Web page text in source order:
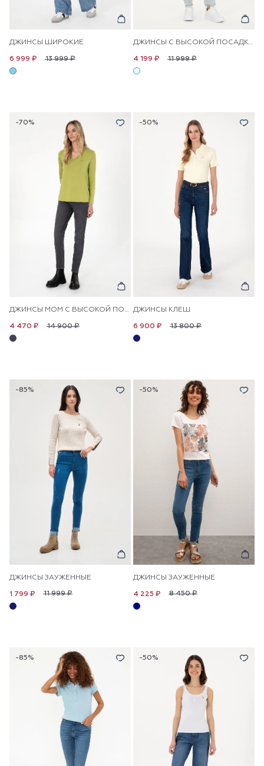
ДЖИНСЫ ШИРОКИЕ
13 999 ₽
6 999 ₽
ДЖИНСЫ С ВЫСОКОЙ ПОСАДКОЙ
11 999 ₽
4 199 ₽
-70%
ДЖИНСЫ МОМ С ВЫСОКОЙ ПОСАДКОЙ
14 900 ₽
4 470 ₽
-50%
ДЖИНСЫ КЛЕШ
13 800 ₽
6 900 ₽
-85%
ДЖИНСЫ ЗАУЖЕННЫЕ
11 999 ₽
1 799 ₽
-50%
ДЖИНСЫ ЗАУЖЕННЫЕ
8 450 ₽
4 225 ₽
-85% -50%